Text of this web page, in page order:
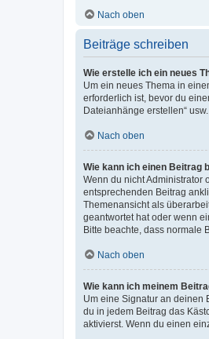
Nach oben
Beiträge schreiben
Wie erstelle ich ein neues
Um ein neues Thema in
erforderlich ist, bevor du
Dateianhänge erstellen“ usw.
Nach oben
Wie kann ich einen Beitrag
Wenn du nicht Administrator
entsprechenden Beitrag
Themenansicht als
geantwortet hat oder wenn
Bitte beachte, dass normale
Nach oben
Wie kann ich meinem
Um eine Signatur an deinen
du in jedem Beitrag das
aktivierst. Wenn du einen